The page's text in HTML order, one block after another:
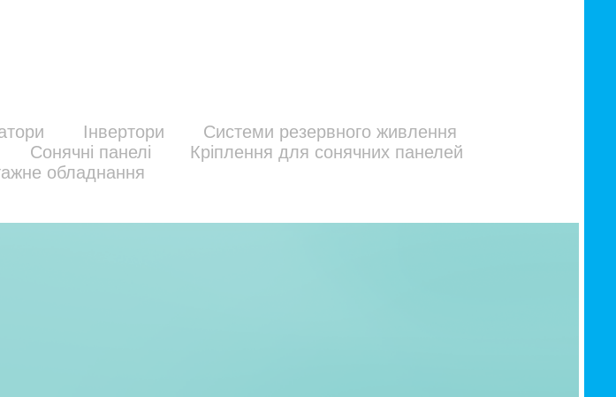
Інвертори
Системи резервного живлення
Сонячні панелі
Кріплення для сонячних панелей
обладнання